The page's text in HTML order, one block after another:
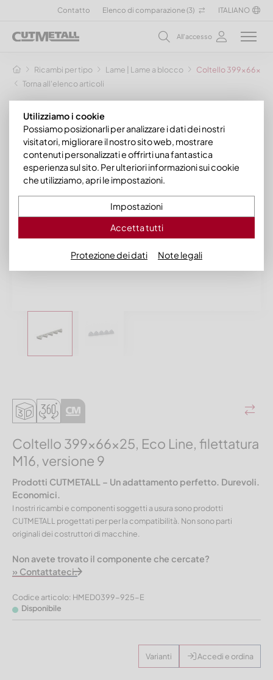
Contatto Elenco di comparazione (3) ITALIANO
All'accesso
Ricambi per tipo Lame | Lame a blocco
Coltello 399x66x25,
Torna all'elenco articoli
Coltello 399x66x25, Eco Line, filettatura
M16, versione 9
Prodotti CUTMETALL – Un adattamento perfetto. Durevoli.
Economici.
I nostri ricambi e componenti soggetti a usura sono prodotti
CUTMETALL progettati per per la compatibilità. Non sono parti
originali dei costruttori di macchine.
Non avete trovato il componente che cercate?
» Contattateci.
Codice articolo: HMED0399-925-E
Disponibile
Varianti Accedi e ordina
Utilizziamo i cookie
Possiamo posizionarli per analizzare i dati dei nostri
visitatori, migliorare il nostro sito web, mostrare
contenuti personalizzati e offrirti una fantastica
esperienza sul sito. Per ulteriori informazioni sui cookie
che utilizziamo, apri le impostazioni.
Impostazioni
Accetta tutti
Protezione dei dati Note legali